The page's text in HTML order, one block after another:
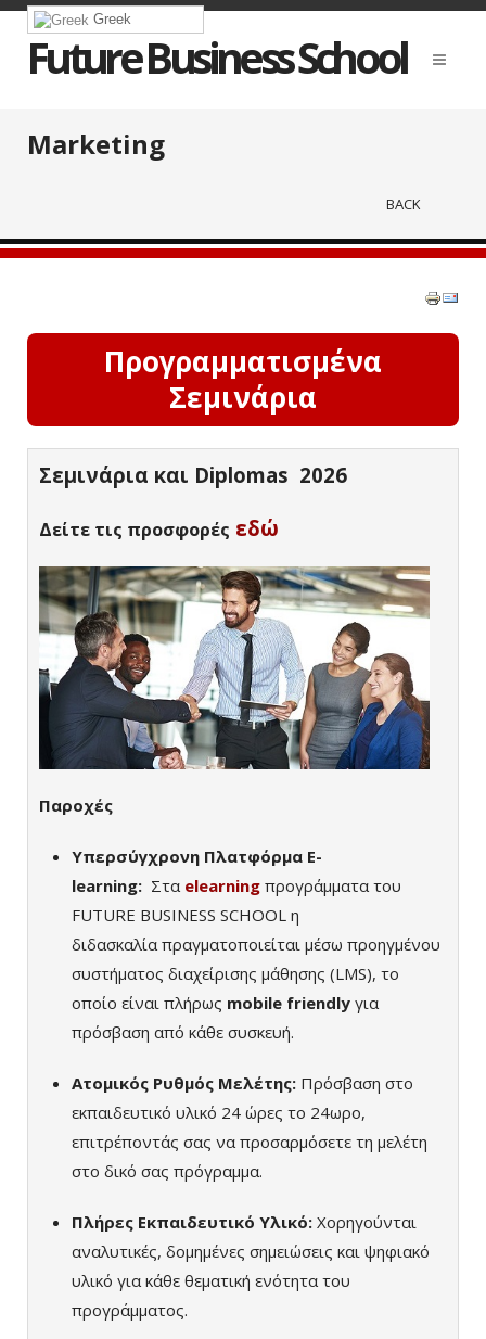
Greek
Future Business School
Marketing
BACK
Προγραμματισμένα
Σεμινάρια
Σεμινάρια και Diplomas 2026
Δείτε τις προσφορές εδώ
Παροχές
Υπερσύγχρονη Πλατφόρμα E-
learning: Στα elearning προγράμματα του
FUTURE BUSINESS SCHOOL η
διδασκαλία πραγματοποιείται μέσω προηγμένου
συστήματος διαχείρισης μάθησης (LMS), το
οποίο είναι πλήρως mobile friendly για
πρόσβαση από κάθε συσκευή.
Ατομικός Ρυθμός Μελέτης: Πρόσβαση στο
εκπαιδευτικό υλικό 24 ώρες το 24ωρο,
επιτρέποντάς σας να προσαρμόσετε τη μελέτη
στο δικό σας πρόγραμμα.
Πλήρες Εκπαιδευτικό Υλικό: Χορηγούνται
αναλυτικές, δομημένες σημειώσεις και ψηφιακό
υλικό για κάθε θεματική ενότητα του
προγράμματος.